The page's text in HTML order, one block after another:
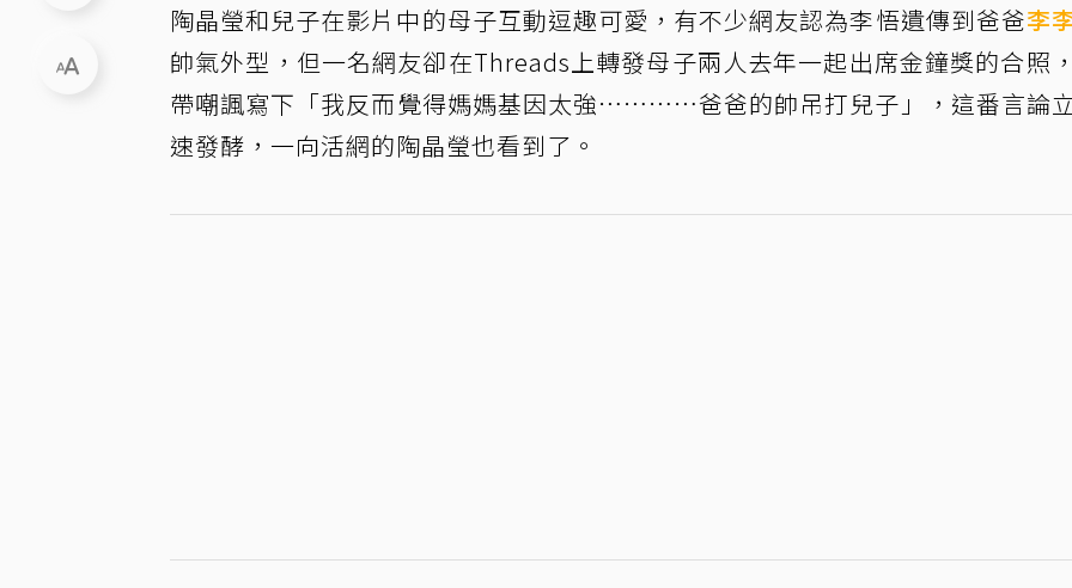
陶晶瑩和兒子在影片中的母子互動逗趣可愛，有不少網友認為李悟遺傳到爸爸李
帥氣外型，但一名網友卻在Threads上轉發母子兩人去年一起出席金鐘獎的合照
帶嘲諷寫下「我反而覺得媽媽基因太強⋯⋯⋯⋯爸爸的帥吊打兒子」，這番言論
速發酵，一向活網的陶晶瑩也看到了。